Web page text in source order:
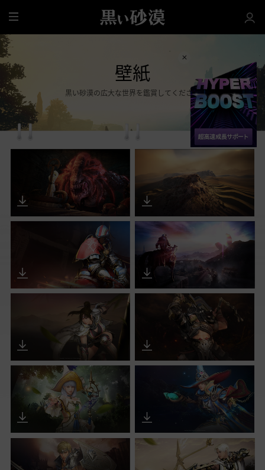
全
体
壁紙
黒い砂漠の広大な世界を鑑賞してください